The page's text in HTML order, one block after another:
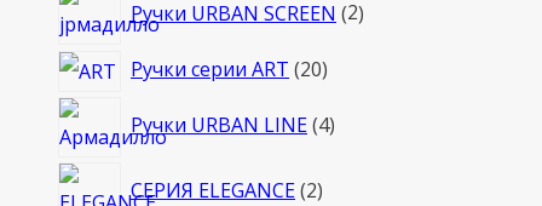
Ручки URBAN SCREEN 2
Ручки серии ART 2020
Ручки URBAN LINE 44
СЕРИЯ ELEGANCE 22